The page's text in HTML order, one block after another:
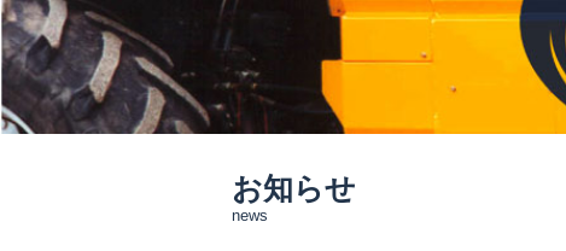
お知らせ
news